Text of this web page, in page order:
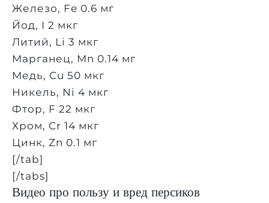
Железо, Fe 0.6 мг
Йод, I 2 мкг
Литий, Li 3 мкг
Марганец, Mn 0.14 мг
Медь, Cu 50 мкг
Никель, Ni 4 мкг
Фтор, F 22 мкг
Хром, Cr 14 мкг
Цинк, Zn 0.1 мг
[/tab]
[/tabs]
Видео про пользу и вред персиков